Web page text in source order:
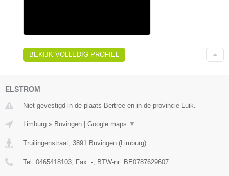
BEKIJK VOLLEDIG PROFIEL
ELSTROM
Niet gevestigd in de plaats Bertree en in de provincie Luik.
Limburg » Buvingen Google maps ▼
Truilingenstraat, 3891 Buvingen (Limburg)
Tel: 0465418103, Fax: -, BTW-nr: BE0787629607